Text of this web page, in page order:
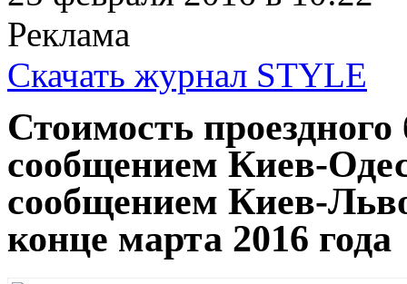
25 февраля 2016 в 10:22
Реклама
Скачать журнал STYLE
Стоимость
сообщением Киев-
сообщением Киев-
конце марта 2016 года